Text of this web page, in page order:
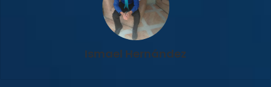
Ismael Hernández